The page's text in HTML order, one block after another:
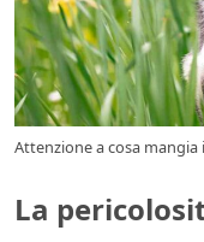
Attenzione a cosa
La